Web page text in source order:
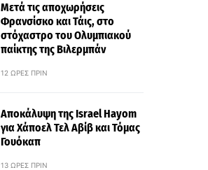
Μετά τις αποχωρήσεις
Φρανσίσκο και Τάις, στο
στόχαστρο του Ολυμπιακού
παίκτης της Βιλερμπάν
12 ΏΡΕΣ ΠΡΙΝ
Αποκάλυψη της Israel Hayom
για Χάποελ Τελ Αβίβ και Τόμας
Γουόκαπ
13 ΏΡΕΣ ΠΡΙΝ